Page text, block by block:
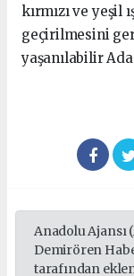
kırmızı ve yeşil
geçirilmesini
yaşanılabilir
Anadolu Ajansı
Demirören
tarafından